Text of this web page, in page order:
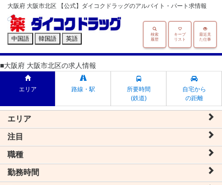
大阪府 大阪市北区 【公式】ダイコクドラッグのアルバイト・パート求情報
中国語 韓国語 英語
最近見
た仕事
キープ
リスト
検索
履歴
■大阪府 大阪市北区の求人情報
エリア 路線・駅
所要時間
(鉄道)
自宅から
の距離
エリア
注目
職種
勤務時間